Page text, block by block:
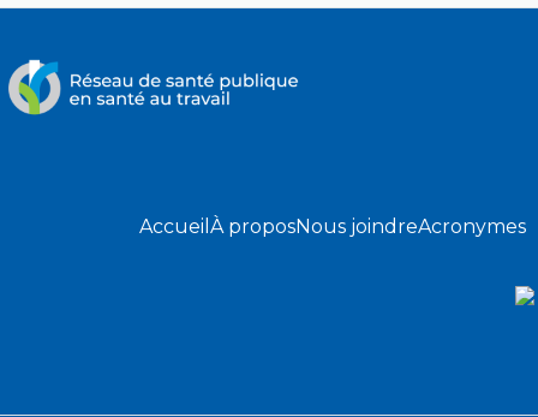
Accueil À proposNous joindreAcronymes